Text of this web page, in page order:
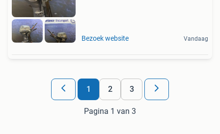
Bezoek website Vandaag
1 2 3
Pagina 1 van 3